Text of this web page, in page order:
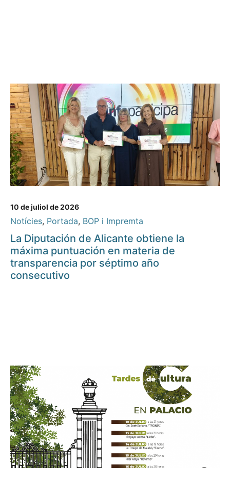
10 de juliol de 2026
Notícies, Portada, BOP i Impremta
La Diputación de Alicante obtiene la
máxima puntuación en materia de
transparencia por séptimo año
consecutivo